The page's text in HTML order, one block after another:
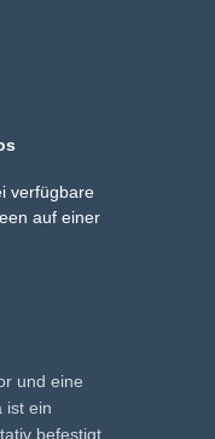
verfügbare
auf einer